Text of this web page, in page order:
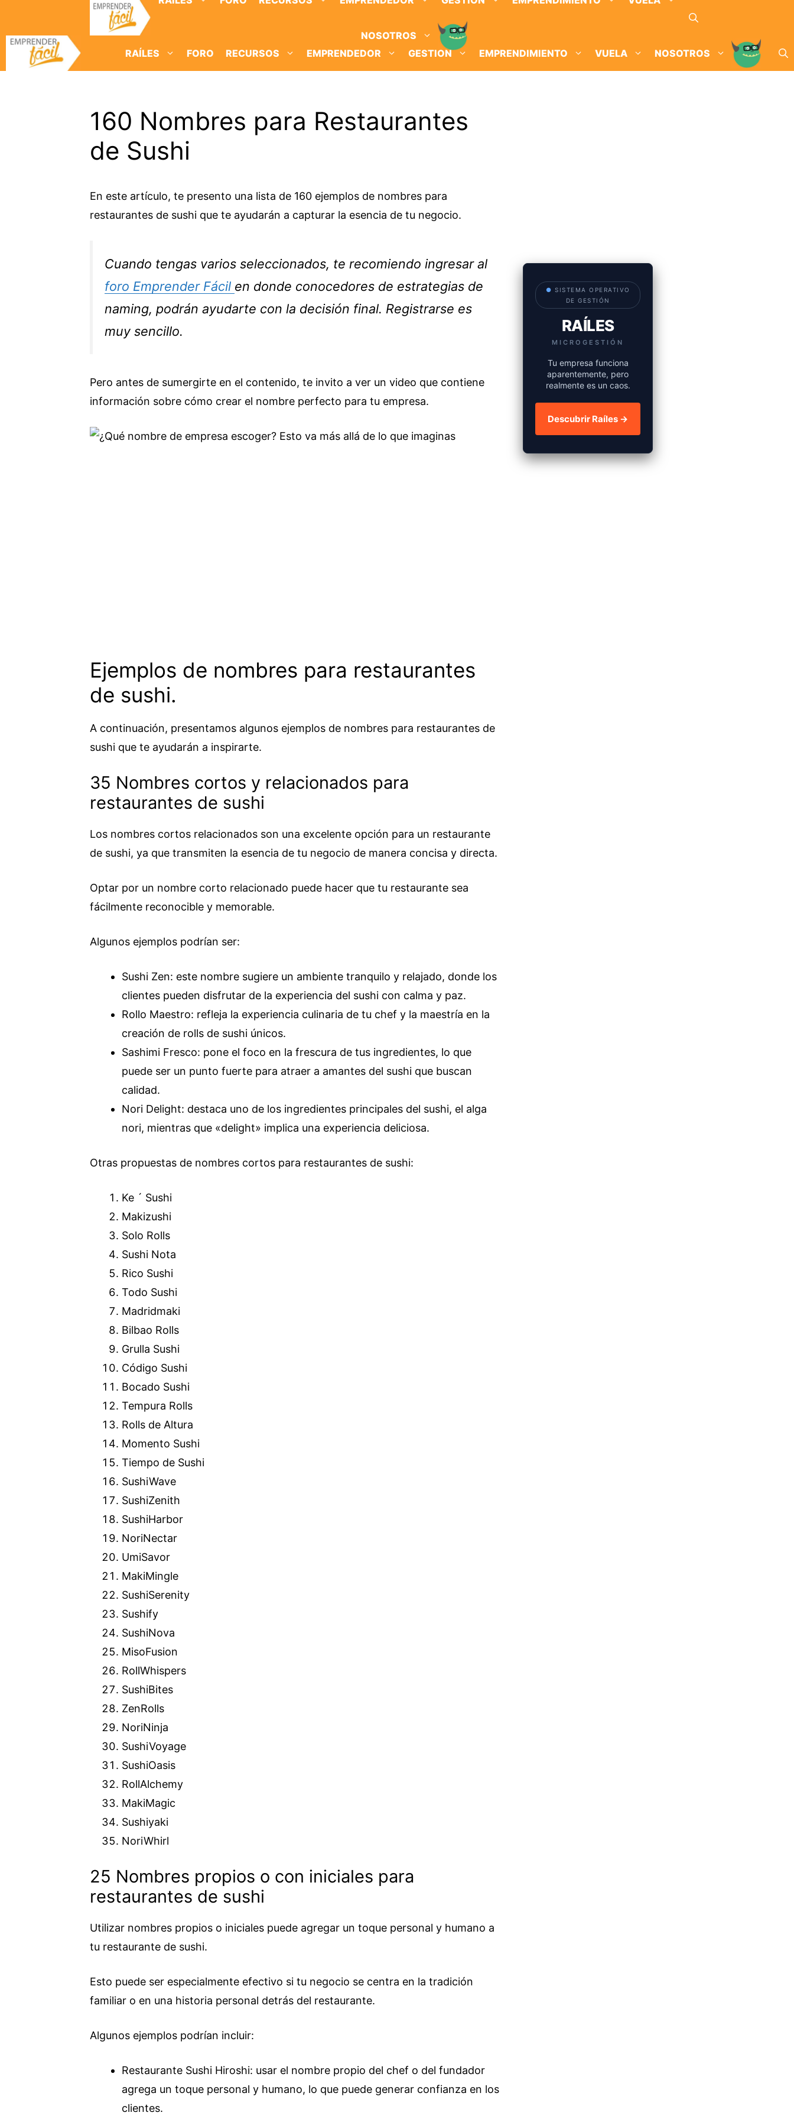
contenido
NOSOTROS
RAÍLES
FORO RECURSOS EMPRENDEDOR GESTION EMPRENDIMIENTO VUELA NOSOTROS
160 Nombres para Restaurantes
de Sushi
En este artículo, te presento una lista de 160 ejemplos de nombres para
restaurantes de sushi que te ayudarán a capturar la esencia de tu negocio.
Cuando tengas varios seleccionados, te recomiendo ingresar al
foro Emprender Fácil en donde conocedores de estrategias de
naming, podrán ayudarte con la decisión final. Registrarse es
muy sencillo.
Pero antes de sumergirte en el contenido, te invito a ver un video que contiene
información sobre cómo crear el nombre perfecto para tu empresa.
Ejemplos de nombres para restaurantes
de sushi.
A continuación, presentamos algunos ejemplos de nombres para restaurantes de
sushi que te ayudarán a inspirarte.
35 Nombres cortos y relacionados para
restaurantes de sushi
Los nombres cortos relacionados son una excelente opción para un restaurante
de sushi, ya que transmiten la esencia de tu negocio de manera concisa y directa.
Optar por un nombre corto relacionado puede hacer que tu restaurante sea
fácilmente reconocible y memorable.
Algunos ejemplos podrían ser:
Sushi Zen: este nombre sugiere un ambiente tranquilo y relajado, donde los
clientes pueden disfrutar de la experiencia del sushi con calma y paz.
Rollo Maestro: refleja la experiencia culinaria de tu chef y la maestría en la
creación de rolls de sushi únicos.
Sashimi Fresco: pone el foco en la frescura de tus ingredientes, lo que
puede ser un punto fuerte para atraer a amantes del sushi que buscan
calidad.
Nori Delight: destaca uno de los ingredientes principales del sushi, el alga
nori, mientras que «delight» implica una experiencia deliciosa.
Otras propuestas de nombres cortos para restaurantes de sushi:
Ke ´ Sushi
Makizushi
Solo Rolls
Sushi Nota
Rico Sushi
Todo Sushi
Madridmaki
Bilbao Rolls
Grulla Sushi
Código Sushi
Bocado Sushi
Tempura Rolls
Rolls de Altura
Momento Sushi
Tiempo de Sushi
SushiWave
SushiZenith
SushiHarbor
NoriNectar
UmiSavor
MakiMingle
SushiSerenity
Sushify
SushiNova
MisoFusion
RollWhispers
SushiBites
ZenRolls
NoriNinja
SushiVoyage
SushiOasis
RollAlchemy
MakiMagic
Sushiyaki
NoriWhirl
25 Nombres propios o con iniciales para
restaurantes de sushi
Utilizar nombres propios o iniciales puede agregar un toque personal y humano a
tu restaurante de sushi.
Esto puede ser especialmente efectivo si tu negocio se centra en la tradición
familiar o en una historia personal detrás del restaurante.
Algunos ejemplos podrían incluir:
Restaurante Sushi Hiroshi: usar el nombre propio del chef o del fundador
agrega un toque personal y humano, lo que puede generar confianza en los
clientes.
● SISTEMA OPERATIVO
DE GESTIÓN
RAÍLES
MICROGESTIÓN
Tu empresa funciona
aparentemente, pero
realmente es un caos.
Descubrir Raíles →